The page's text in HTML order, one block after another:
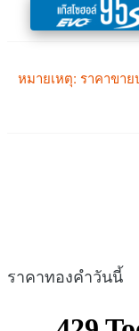
ราคาทองคำวันนี้